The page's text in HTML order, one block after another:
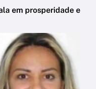
em prosperidade e